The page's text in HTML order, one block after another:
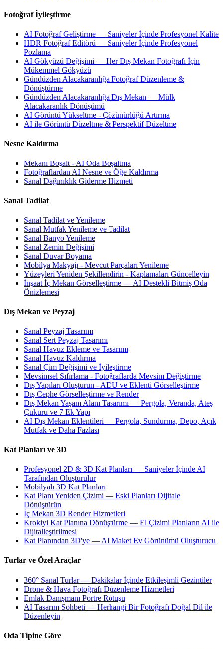
Fotoğraf İyileştirme
AI Fotoğraf Geliştirme — Saniyeler İçinde Profesyonel Kalite
HDR Fotoğraf Editörü — Saniyeler İçinde Profesyonel
Pozlama
AI Gökyüzü Değişimi — Her Dış Mekan Fotoğrafı İçin
Mükemmel Gökyüzü
Gündüzden Alacakaranlığa Fotoğraf Düzenleme &
Dönüştürme
Gündüzden Alacakaranlığa Dış Mekan — Mülk
Alacakaranlık Dönüşümü
AI Görüntü Yükseltme - Çözünürlüğü Artırma
AI ile Görüntü Düzeltme & Perspektif Düzeltme
Nesne Kaldırma
Mekanı Boşalt - AI Oda Boşaltma
Fotoğraflardan AI Nesne ve Öğe Kaldırma
Sanal Dağınıklık Giderme Hizmeti
Sanal Tadilat
Sanal Tadilat ve Yenileme
Sanal Mutfak Yenileme ve Tadilat
Sanal Banyo Yenileme
Sanal Zemin Değişimi
Sanal Duvar Boyama
Mobilya Makyajı - Mevcut Parçaları Yenileme
Yüzeyleri Yeniden Şekillendirin - Kaplamaları Güncelleyin
İnşaat İç Mekan Görselleştirme — AI Destekli Bitmiş Oda
Önizlemesi
Dış Mekan ve Peyzaj
Sanal Peyzaj Tasarımı
Sanal Sert Peyzaj Tasarımı
Sanal Havuz Ekleme ve Tasarımı
Sanal Havuz Kaldırma
Sanal Çim Değişimi ve İyileştirme
Mevsimsel Sıfırlama - Fotoğraflarda Mevsim Değiştirme
Dış Yapıları Oluşturun - ADU ve Eklenti Görselleştirme
Dış Cephe Görselleştirme ve Render
Dış Mekan Yaşam Alanı Tasarımı — Pergola, Veranda, Ateş
Çukuru ve 7 Ek Yapı
AI Dış Mekan Eklentileri — Pergola, Sundurma, Depo, Açık
Mutfak ve Daha Fazlası
Kat Planları ve 3D
Profesyonel 2D & 3D Kat Planları — Saniyeler İçinde AI
Tarafından Oluşturulur
Mobilyalı 3D Kat Planları
Kat Planı Yeniden Çizimi — Eski Planları Dijitale
Dönüştürün
İç Mekan 3D Render Hizmetleri
Krokiyi Kat Planına Dönüştürme — El Çizimi Planların AI ile
Dijitalleştirilmesi
Kat Planından 3D'ye — AI Maket Ev Görünümü Oluşturucu
Turlar ve Özel Araçlar
360° Sanal Turlar — Dakikalar İçinde Etkileşimli Gezintiler
Drone & Hava Fotoğrafı Düzenleme Hizmetleri
Emlak Danışmanı Portre Rötuşu
AI Tasarım Sohbeti — Herhangi Bir Fotoğrafı Doğal Dil ile
Düzenleyin
Oda Tipine Göre